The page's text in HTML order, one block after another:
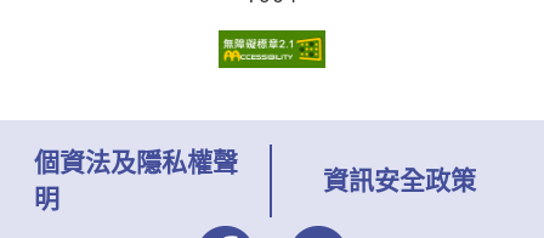
個資法及隱私權聲
明
資訊安全政策